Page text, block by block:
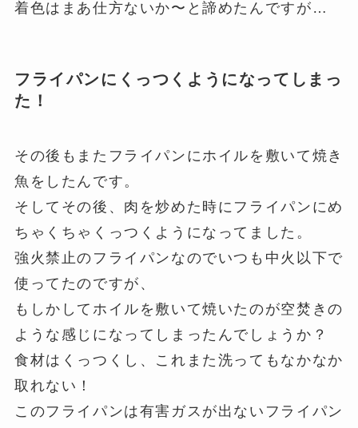
着色はまあ仕方ないか〜と諦めたんですが…
フライパンにくっつくようになってしまっ
た！
その後もまたフライパンにホイルを敷いて焼き
魚をしたんです。
そしてその後、肉を炒めた時にフライパンにめ
ちゃくちゃくっつくようになってました。
強火禁止のフライパンなのでいつも中火以下で
使ってたのですが、
もしかしてホイルを敷いて焼いたのが空焚きの
ような感じになってしまったんでしょうか？
食材はくっつくし、これまた洗ってもなかなか
取れない！
このフライパンは有害ガスが出ないフライパン